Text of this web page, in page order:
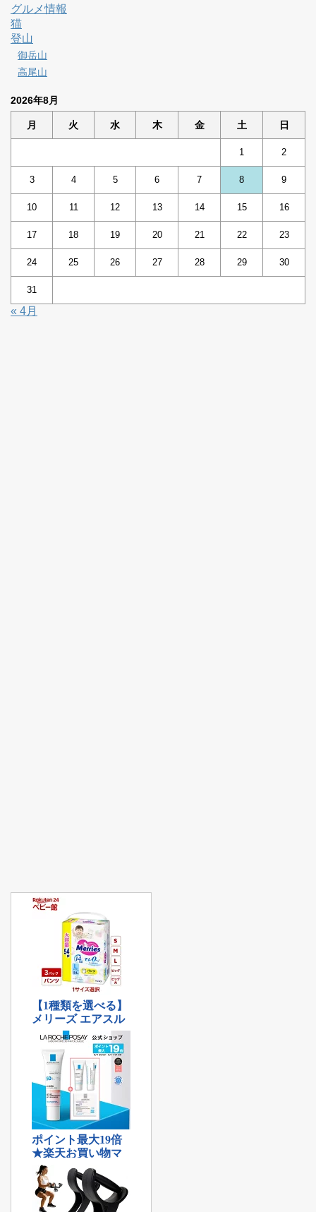
グルメ情報
猫
登山
御岳山
高尾山
2026年8月
月 火 水 木 金 土 日
1 2
3 4 5 6 7 8 9
10 11 12 13 14 15 16
17 18 19 20 21 22 23
24 25 26 27 28 29 30
31
« 4月